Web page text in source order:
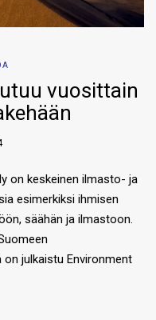
vuosittain
on keskeinen ilmasto- ja
esimerkiksi ihmisen
säähän ja ilmastoon.
on julkaistu Environment